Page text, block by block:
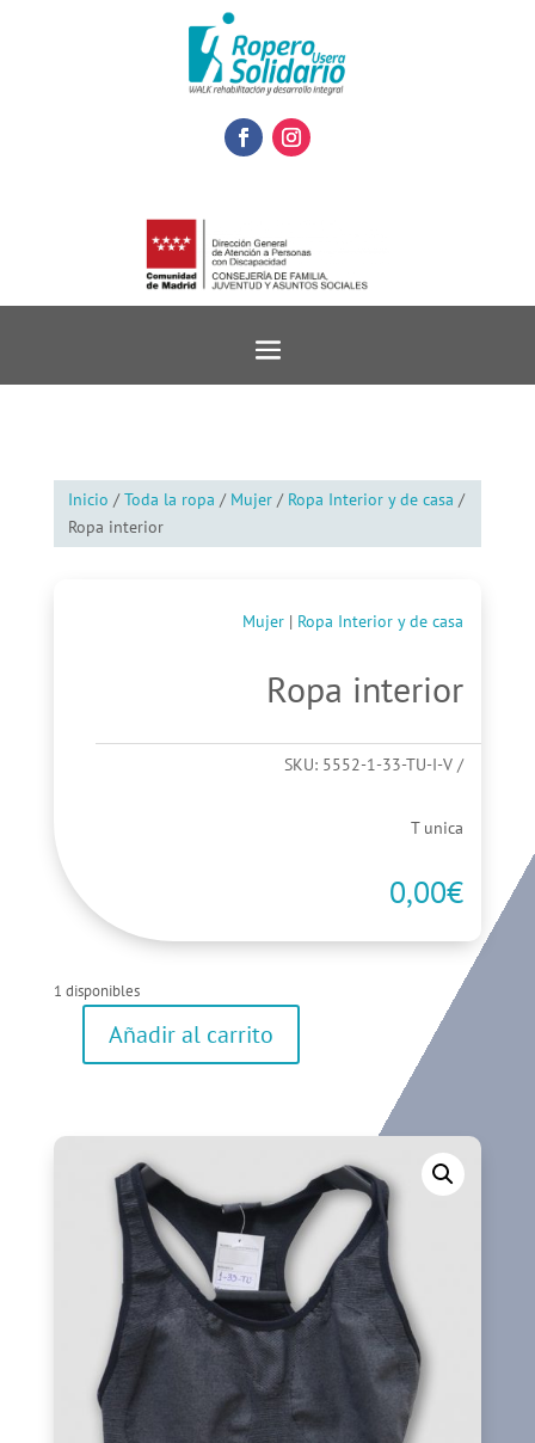
Inicio /Toda la ropa / Mujer/ Ropa Interior y de casa /
Ropa interior
Mujer | Ropa Interior y de casa
Ropa interior
SKU: 5552-1-33-TU-I-V
T unica
0,00€
1 disponibles
Añadir al carrito